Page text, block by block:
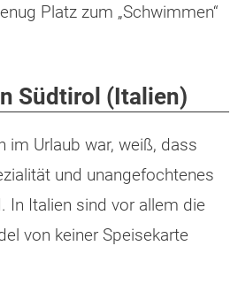
Platz zum „Schwimmen“
Südtirol (Italien)
im Urlaub war, weiß, dass
und unangefochtenes
In Italien sind vor allem die
von keiner Speisekarte